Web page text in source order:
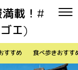
載！#
エ)
すすめ 食べ歩きおすす